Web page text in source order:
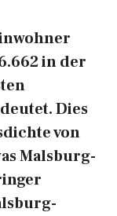
in der
Dies
von
Malsburg-